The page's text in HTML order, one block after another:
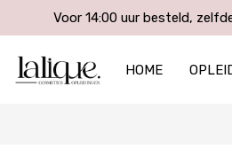
Voor 14:00 uur besteld,
HOME